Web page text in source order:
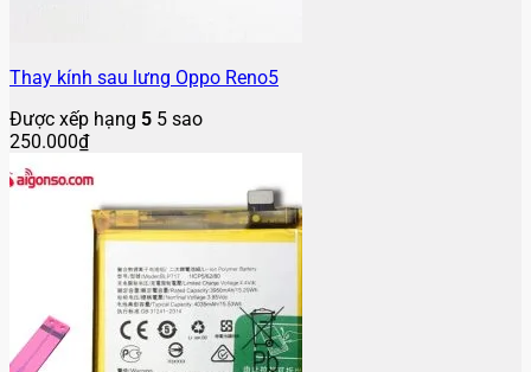
Thay kính sau lưng Oppo Reno5
Được xếp hạng 5 5 sao
250.000₫